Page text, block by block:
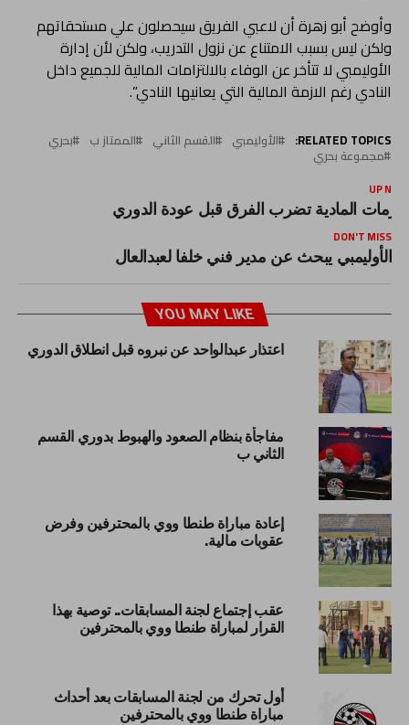
وأوضح أبو زهرة أن لاعبي الفريق سيحصلون علي مستحقاتهم
ولكن ليس بسبب الامتناع عن نزول التدريب، ولكن لأن إدارة
الأوليمبي لا تتأخر عن الوفاء بالالتزامات المالية للجميع داخل
النادي رغم الازمة المالية التي يعانيها النادي”.
RELATED TOPICS: الأوليمبي القسم الثاني الممتاز ب بحري
مجموعة بحري
UP
المادية تضرب الفرق قبل عودة الدوري
DON'T MISS
الأوليمبي يبحث عن مدير فني خلفا لعبدالعال
YOU MAY LIKE
اعتذار عبدالواحد عن نبروه قبل انطلاق الدوري
مفاجأة بنظام الصعود والهبوط بدوري القسم
الثاني ب
إعادة مباراة طنطا ووي بالمحترفين وفرض
عقوبات مالية.
عقب إجتماع لجنة المسابقات.. توصية بهذا
القرار لمباراة طنطا ووي بالمحترفين
أول تحرك من لجنة المسابقات بعد أحداث
مباراة طنطا ووي بالمحترفين